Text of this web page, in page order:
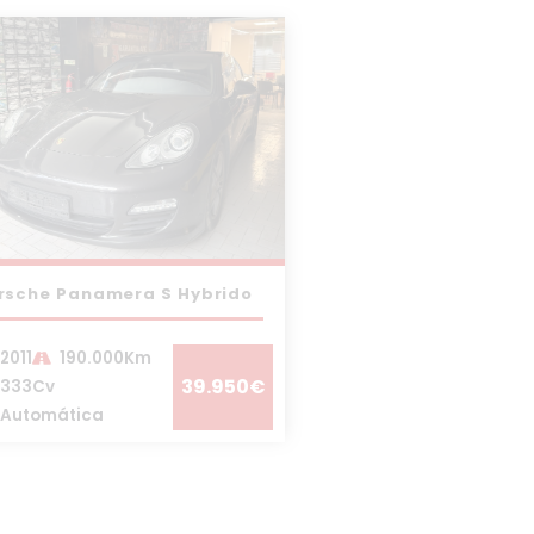
Panamera S Hybrido
2011
190.000Km
333Cv
Automática
39.950€